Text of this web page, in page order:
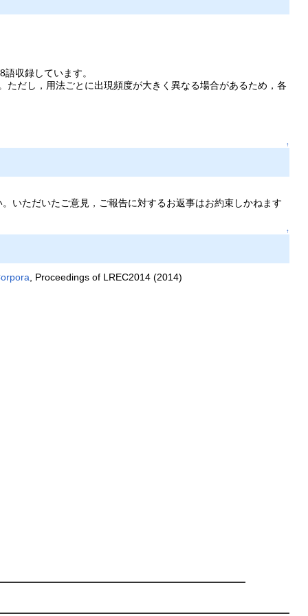
語収録しています。
ただし，用法ごとに出現頻度が大きく異なる場合があるため，各
↑
いただいたご意見，ご報告に対するお返事はお約束しかねます
↑
, Proceedings of LREC2014 (2014)